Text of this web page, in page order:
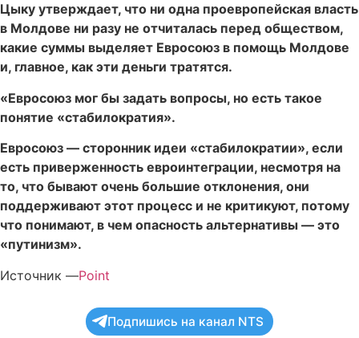
Цыку утверждает, что ни одна проевропейская власть
в Молдове ни разу не отчиталась перед обществом,
какие суммы выделяет Евросоюз в помощь Молдове
и, главное, как эти деньги тратятся.
«Евросоюз мог бы задать вопросы, но есть такое
понятие «стабилократия».
Евросоюз — сторонник идеи «стабилократии», если
есть приверженность евроинтеграции, несмотря на
то, что бывают очень большие отклонения, они
поддерживают этот процесс и не критикуют, потому
что понимают, в чем опасность альтернативы — это
«путинизм».
Источник —Point
Подпишись на канал NTS